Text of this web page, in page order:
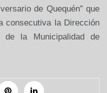
de Quequén” que
consecutiva la Dirección
de la Municipalidad de